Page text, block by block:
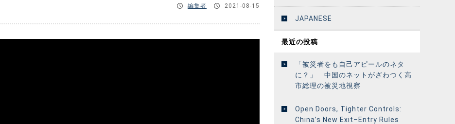
編集者 2021-08-15
JAPANESE
最近の投稿
「被災者をも自己アピールのネタ
に？」 中国のネットがざわつく高
市総理の被災地視察
Open Doors, Tighter Controls:
China’s New Exit–Entry Rules